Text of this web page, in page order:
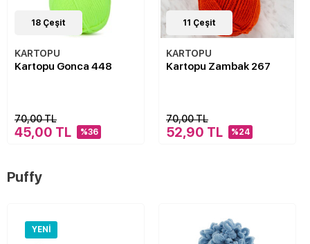
18 Çeşit
KARTOPU
Kartopu Gonca 448
70,00 TL
45,00 TL %36
11 Çeşit
KARTOPU
Kartopu Zambak 267
70,00 TL
52,90 TL %24
Puffy
YENI